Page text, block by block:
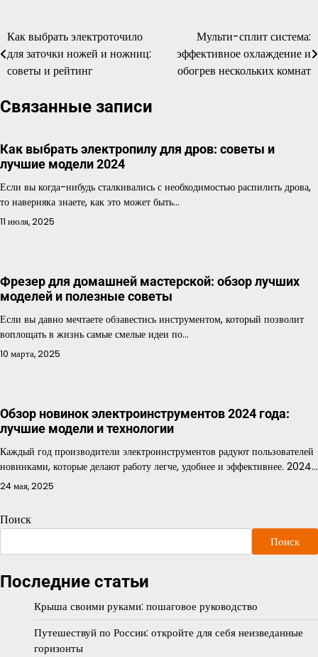
Навигация
по
Как выбрать электроточило
для заточки ножей и ножниц:
советы и рейтинг
Мульти-сплит система:
эффективное охлаждение и
обогрев нескольких комнат
Связанные записи
Как выбрать электропилу для дров: советы и
лучшие модели 2024
Если вы когда-нибудь сталкивались с необходимостью распилить дрова,
то наверняка знаете, как это может быть…
11 июля, 2025
Фрезер для домашней мастерской: обзор лучших
моделей и полезные советы
Если вы давно мечтаете обзавестись инструментом, который позволит
воплощать в жизнь самые смелые идеи по…
10 марта, 2025
Обзор новинок электроинструментов 2024 года:
лучшие модели и технологии
Каждый год производители электроинструментов радуют пользователей
новинками, которые делают работу легче, удобнее и эффективнее. 2024…
24 мая, 2025
Поиск
Поиск
Последние статьи
Крыша своими руками: пошаговое руководство
Путешествуй по России: откройте для себя неизведанные
горизонты